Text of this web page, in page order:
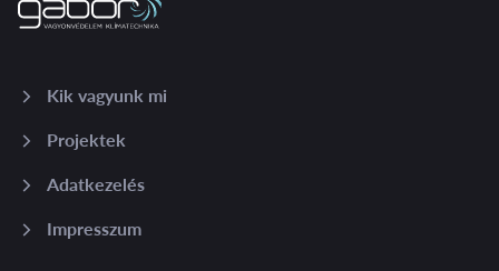
Kik vagyunk mi
Projektek
Adatkezelés
Impresszum